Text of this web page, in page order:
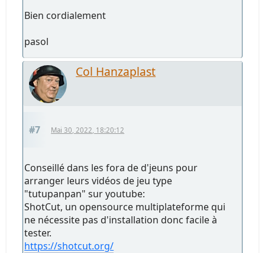
Bien cordialement
pasol
Col Hanzaplast
#7 Mai 30, 2022, 18:20:12
Conseillé dans les fora de d'jeuns pour
arranger leurs vidéos de jeu type
"tutupanpan" sur youtube:
ShotCut, un opensource multiplateforme qui
ne nécessite pas d'installation donc facile à
tester.
https://shotcut.org/